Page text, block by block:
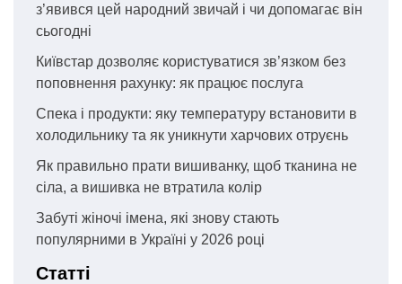
з’явився цей народний звичай і чи допомагає він
сьогодні
Київстар дозволяє користуватися зв’язком без
поповнення рахунку: як працює послуга
Спека і продукти: яку температуру встановити в
холодильнику та як уникнути харчових отруєнь
Як правильно прати вишиванку, щоб тканина не
сіла, а вишивка не втратила колір
Забуті жіночі імена, які знову стають
популярними в Україні у 2026 році
Статті